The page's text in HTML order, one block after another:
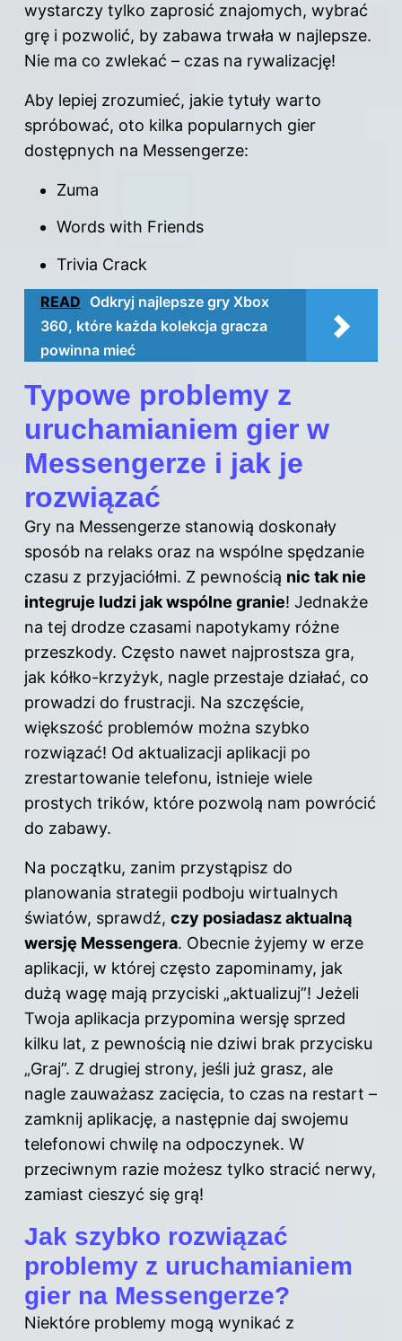
wystarczy tylko zaprosić znajomych, wybrać
grę i pozwolić, by zabawa trwała w najlepsze.
Nie ma co zwlekać – czas na rywalizację!
Aby lepiej zrozumieć, jakie tytuły warto
spróbować, oto kilka popularnych gier
dostępnych na Messengerze:
Zuma
Words with Friends
Trivia Crack
READ Odkryj najlepsze gry Xbox
360, które każda kolekcja gracza
powinna mieć
Typowe problemy z
uruchamianiem gier w
Messengerze i jak je
rozwiązać
Gry na Messengerze stanowią doskonały
sposób na relaks oraz na wspólne spędzanie
czasu z przyjaciółmi. Z pewnością nic tak nie
integruje ludzi jak wspólne granie! Jednakże
na tej drodze czasami napotykamy różne
przeszkody. Często nawet najprostsza gra,
jak kółko-krzyżyk, nagle przestaje działać, co
prowadzi do frustracji. Na szczęście,
większość problemów można szybko
rozwiązać! Od aktualizacji aplikacji po
zrestartowanie telefonu, istnieje wiele
prostych trików, które pozwolą nam powrócić
do zabawy.
Na początku, zanim przystąpisz do
planowania strategii podboju wirtualnych
światów, sprawdź, czy posiadasz aktualną
wersję Messengera. Obecnie żyjemy w erze
aplikacji, w której często zapominamy, jak
dużą wagę mają przyciski „aktualizuj”! Jeżeli
Twoja aplikacja przypomina wersję sprzed
kilku lat, z pewnością nie dziwi brak przycisku
„Graj”. Z drugiej strony, jeśli już grasz, ale
nagle zauważasz zacięcia, to czas na restart –
zamknij aplikację, a następnie daj swojemu
telefonowi chwilę na odpoczynek. W
przeciwnym razie możesz tylko stracić nerwy,
zamiast cieszyć się grą!
Jak szybko rozwiązać
problemy z uruchamianiem
gier na Messengerze?
Niektóre problemy mogą wynikać z